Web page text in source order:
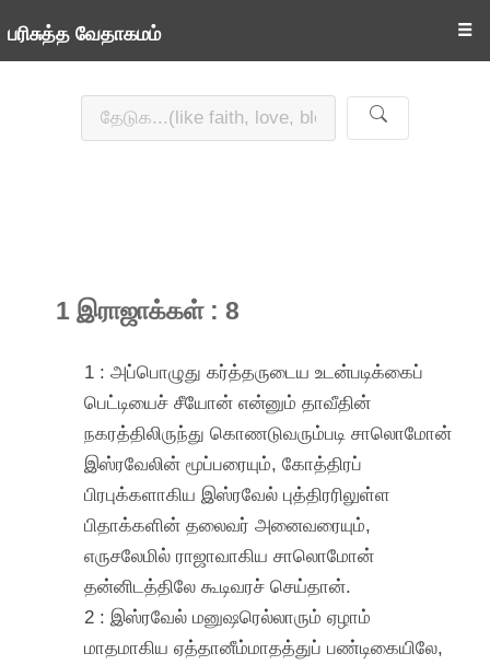
பரிசுத்த வேதாகமம் ☰
1 இராஜாக்கள் : 8
1 : அப்பொழுது கர்த்தருடைய உடன்படிக்கைப்
பெட்டியைச் சீயோன் என்னும் தாவீதின்
நகரத்திலிருந்து கொணடுவரும்படி சாலொமோன்
இஸ்ரவேலின் மூப்பரையும், கோத்திரப்
பிரபுக்களாகிய இஸ்ரவேல் புத்திரரிலுள்ள
பிதாக்களின் தலைவர் அனைவரையும்,
எருசலேமில் ராஜாவாகிய சாலொமோன்
தன்னிடத்திலே கூடிவரச் செய்தான்.
2 : இஸ்ரவேல் மனுஷரெல்லாரும் ஏழாம்
மாதமாகிய ஏத்தானீம்மாதத்துப் பண்டிகையிலே,